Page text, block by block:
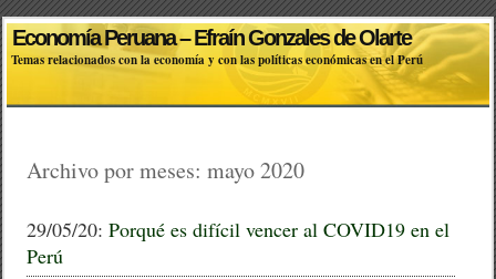
Economía Peruana – Efraín Gonzales de Olarte
Temas relacionados con la economía y con las políticas económicas en el Perú
Archivo por meses:mayo 2020
29/05/20:Porqué es difícil vencer al COVID19 en el
Perú